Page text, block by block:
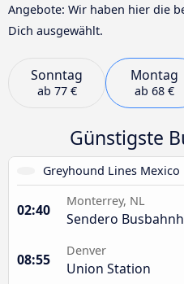
Angebote: Wir haben hier die
Dich ausgewählt.
Sonntag
ab 77 €
Montag
ab 68 €
Günstigste
Greyhound Lines Mexico
02:40
Monterrey, NL
Sendero
08:55
Denver
Union Station